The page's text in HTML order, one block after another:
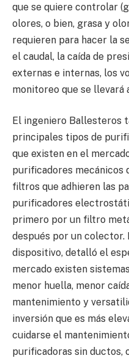
que se quiere controlar
olores, o bien, grasa y
requieren para hacer la
el caudal, la caída de
externas e internas, los
monitoreo que se llevará
El ingeniero Ballesteros
principales tipos de
que existen en el
purificadores mecánicos
filtros que adhieren las
purificadores
primero por un filtro
después por un colector.
dispositivo, detalló el
mercado existen
menor huella, menor
mantenimiento y
inversión que es más
cuidarse el
purificadoras sin